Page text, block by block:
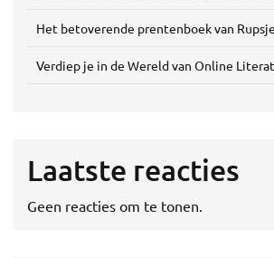
Het betoverende prentenboek van
Verdiep je in de Wereld van Online
Laatste reacties
Geen reacties om te tonen.